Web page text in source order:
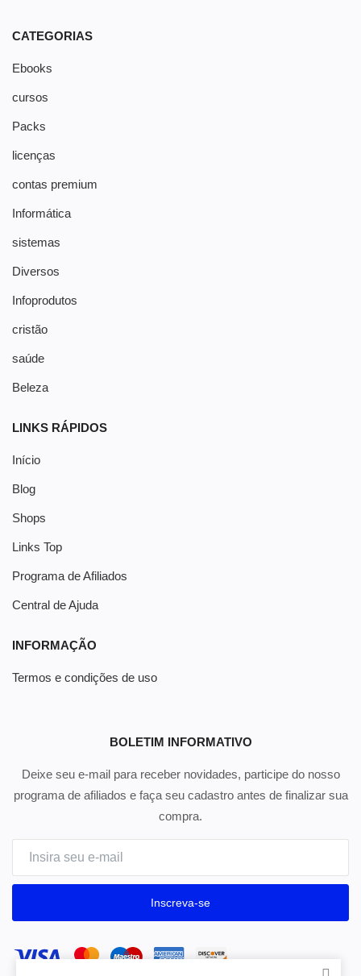
CATEGORIAS
Ebooks
cursos
Packs
licenças
contas premium
Informática
sistemas
Diversos
Infoprodutos
cristão
saúde
Beleza
LINKS RÁPIDOS
Início
Blog
Shops
Links Top
Programa de Afiliados
Central de Ajuda
INFORMAÇÃO
Termos e condições de uso
BOLETIM INFORMATIVO
Deixe seu e-mail para receber novidades, participe do nosso
programa de afiliados e faça seu cadastro antes de finalizar sua
compra.
Inscreva-se